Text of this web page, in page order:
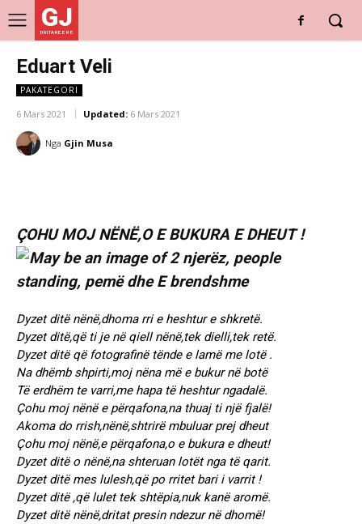
GJ
DRITARE E RE
Eduart Veli
PAKATEGORI
6 Mars 2021 Updated: 6 Mars 2021
Nga Gjin Musa
ÇOHU MOJ NËNË,O E BUKURA E DHEUT !
Dyzet ditë nënë,dhoma rri e heshtur e shkretë.
Dyzet ditë,që ti je në qiell nënë,tek dielli,tek retë.
Dyzet ditë që fotografinë tënde e lamë me lotë .
Na dhëmb shpirti,moj nëna më e bukur në botë
Të erdhëm te varri,me hapa të heshtur ngadalë.
Çohu moj nënë e përqafona,na thuaj ti një fjalë!
Akoma do rrish,nënë,shtrirë mbuluar prej dheut
Çohu moj nënë,e përqafona,o e bukura e dheut!
Dyzet ditë o nënë,na shteruan lotët nga të qarit.
Dyzet ditë mes lulesh,që po rritet bari i varrit !
Dyzet ditë ,që lulet tek shtëpia,nuk kanë aromë.
Dyzet ditë nënë,dritat presin ndezur në dhomë!